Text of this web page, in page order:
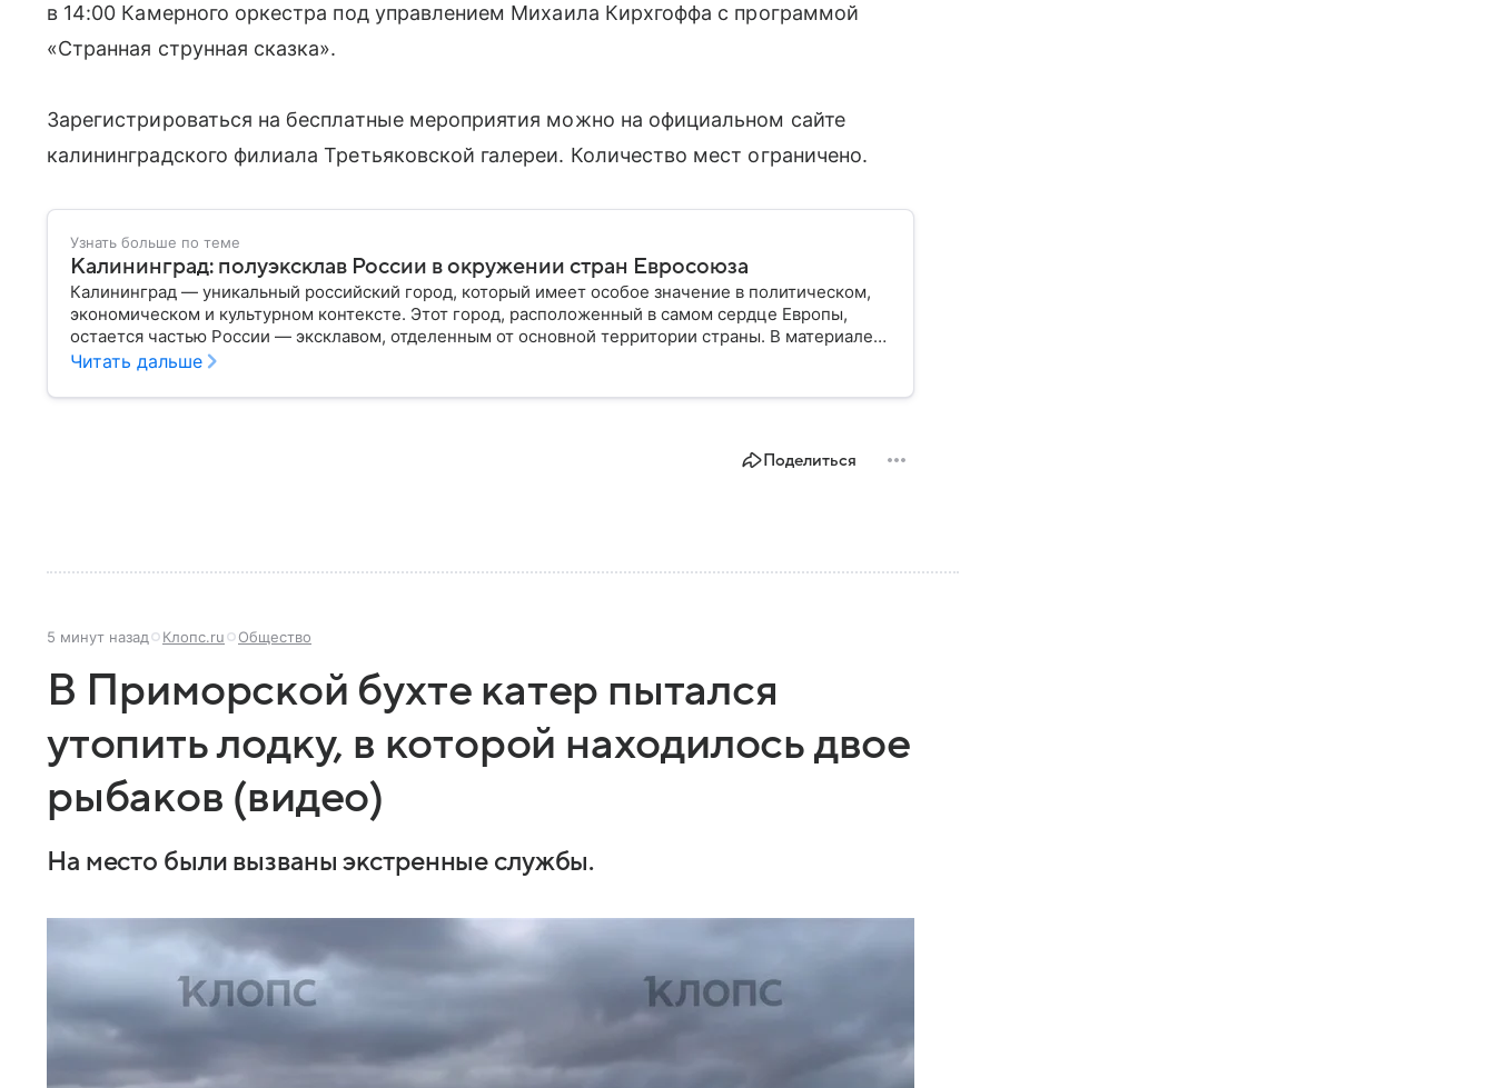
в 14:00 Камерного оркестра под управлением Михаила Кирхгоффа с программой
«Странная струнная сказка».
Зарегистрироваться на бесплатные мероприятия можно на официальном сайте
калининградского филиала Третьяковской галереи. Количество мест ограничено.
Узнать больше по теме
Калининград: полуэксклав России в окружении стран Евросоюза
Калининград — уникальный российский город, который имеет особое значение в политическом,
экономическом и культурном контексте. Этот город, расположенный в самом сердце Европы,
остается частью России — эксклавом, отделенным от основной территории страны. В материале
— главное об этом населенном пункте.
Читать дальше
Поделиться
5 минут назад Клопс.ru Общество
В Приморской бухте катер пытался
утопить лодку, в которой находилось двое
рыбаков (видео)
На место были вызваны экстренные службы.